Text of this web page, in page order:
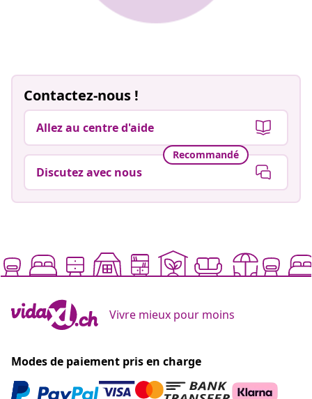
Contactez-nous !
Allez au centre d'aide
Recommandé
Discutez avec nous
Vivre mieux pour moins
Modes de paiement pris en charge